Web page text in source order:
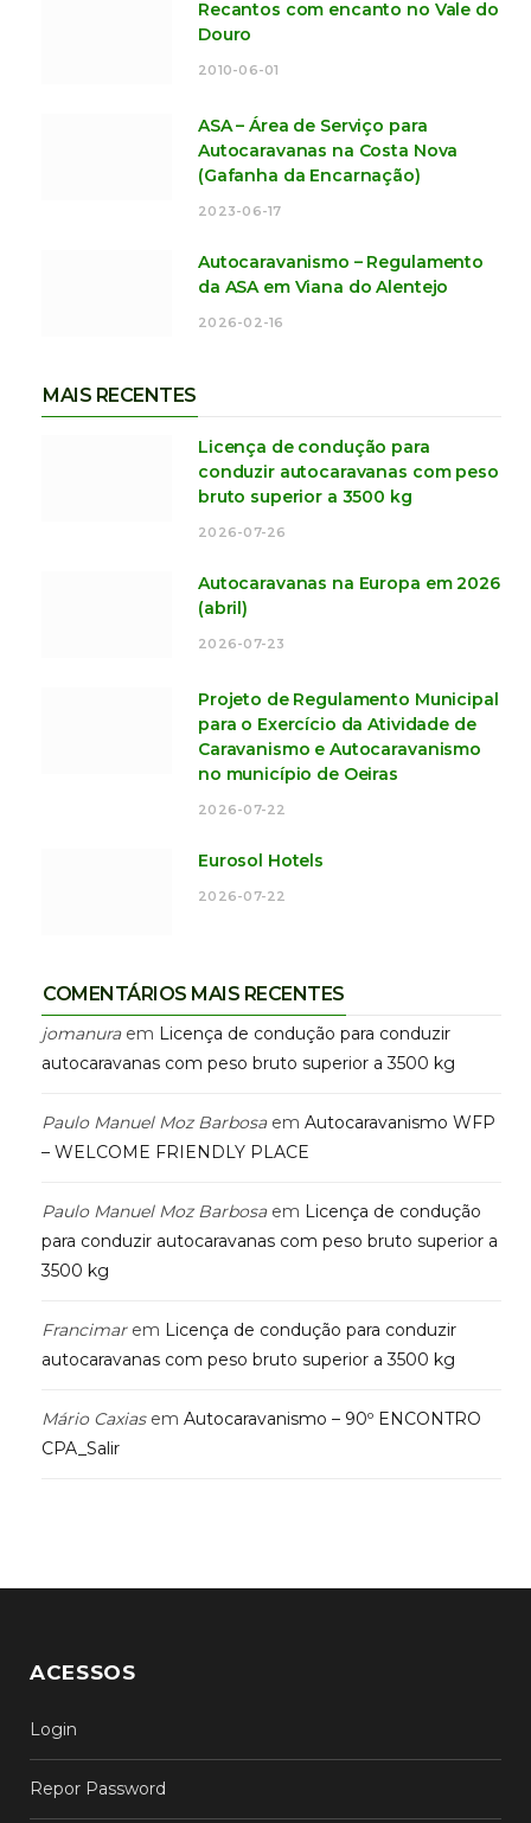
Recantos com encanto no Vale do
Douro
2010-06-01
ASA – Área de Serviço para
Autocaravanas na Costa Nova
(Gafanha da Encarnação)
2023-06-17
Autocaravanismo – Regulamento
da ASA em Viana do Alentejo
2026-02-16
MAIS RECENTES
Licença de condução para
conduzir autocaravanas com peso
bruto superior a 3500 kg
2026-07-26
Autocaravanas na Europa em 2026
(abril)
2026-07-23
Projeto de Regulamento Municipal
para o Exercício da Atividade de
Caravanismo e Autocaravanismo
no município de Oeiras
2026-07-22
Eurosol Hotels
2026-07-22
COMENTÁRIOS MAIS RECENTES
jomanuraem Licença de condução para conduzir
autocaravanas com peso bruto superior a 3500 kg
Paulo Manuel Moz Barbosaem Autocaravanismo WFP
– WELCOME FRIENDLY PLACE
Paulo Manuel Moz Barbosaem Licença de condução
para conduzir autocaravanas com peso bruto superior a
3500 kg
Francimarem Licença de condução para conduzir
autocaravanas com peso bruto superior a 3500 kg
Mário Caxiasem Autocaravanismo – 90º ENCONTRO
CPA_Salir
ACESSOS
Login
Repor Password